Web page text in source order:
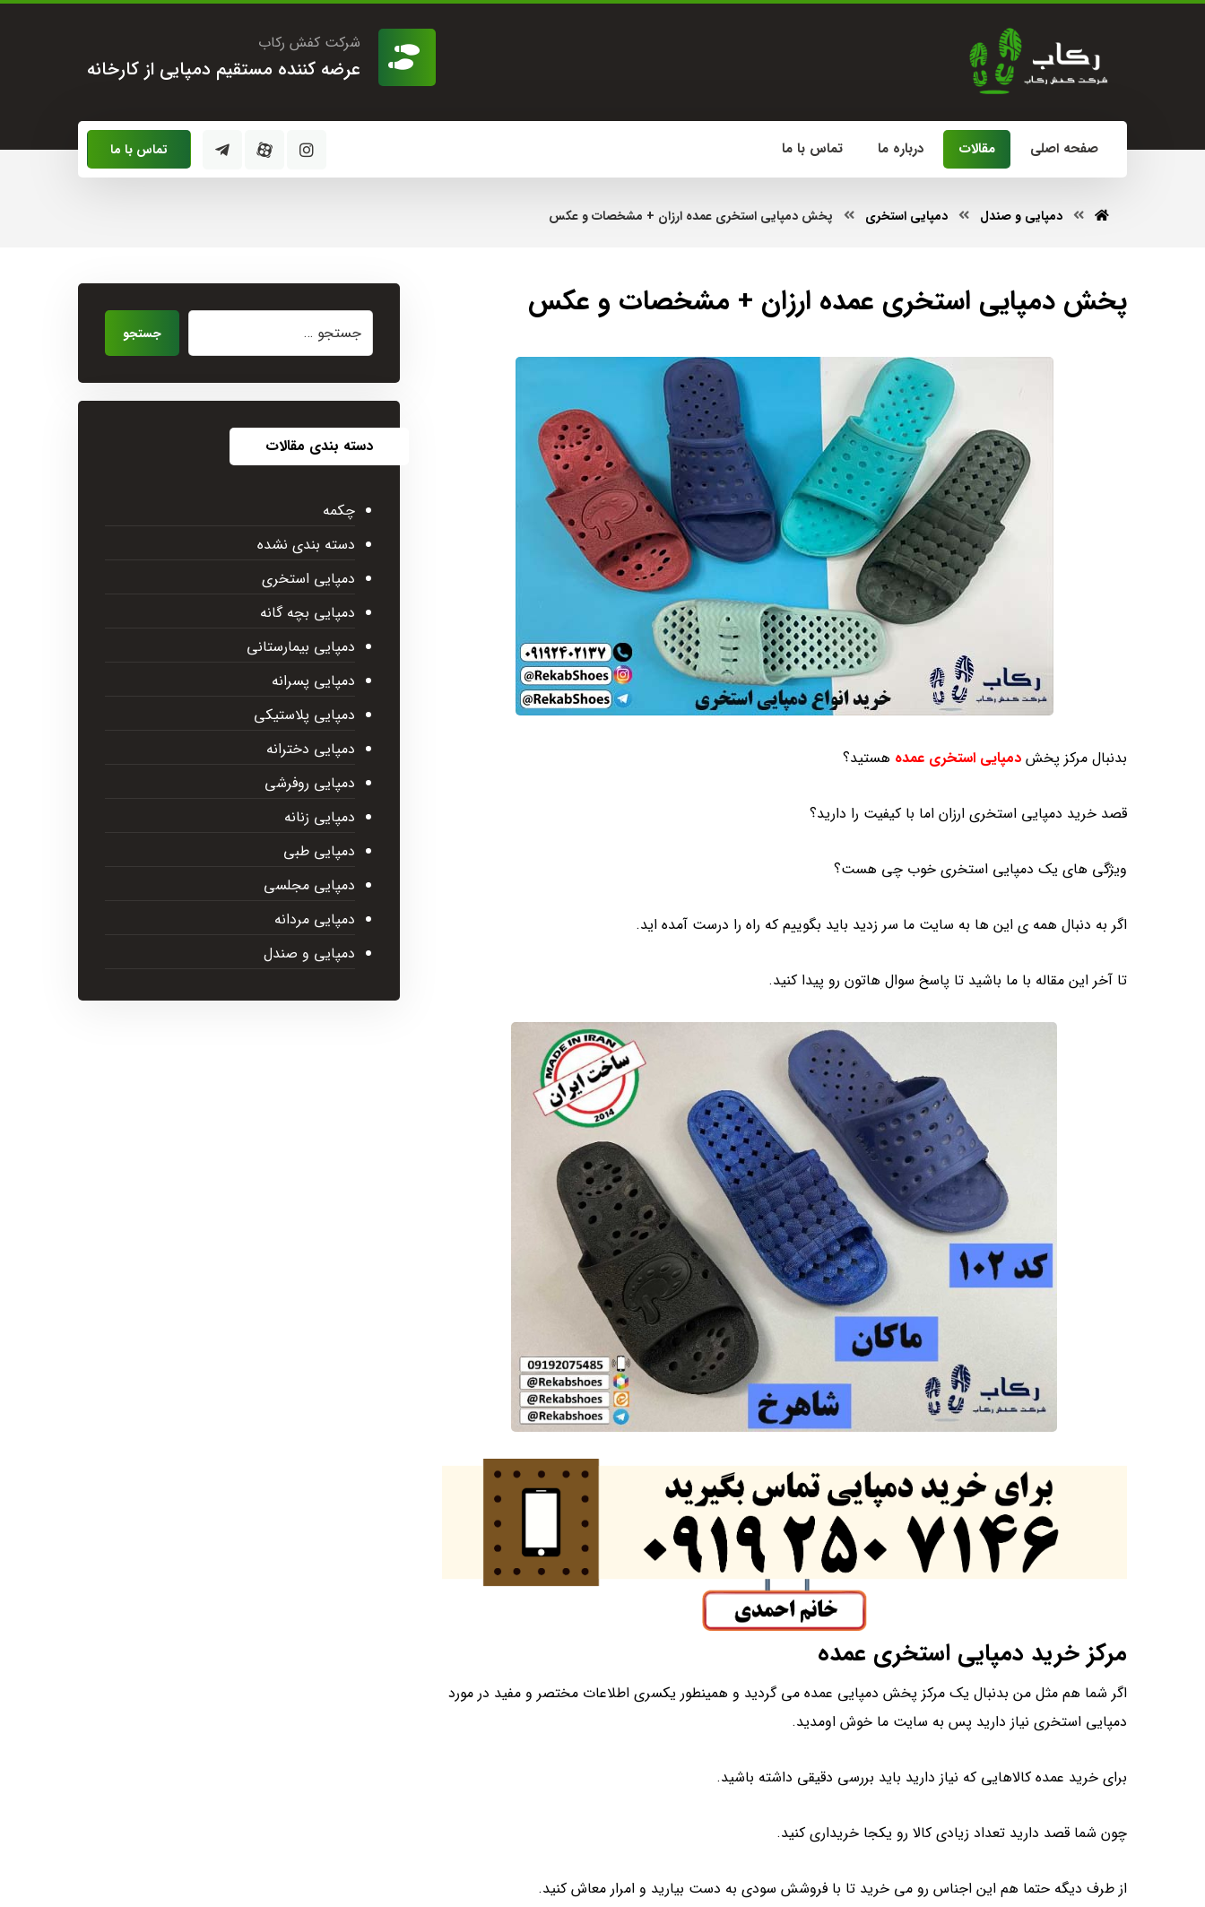
شرکت کفش رکاب
عرضه کننده مستقیم دمپایی از کارخانه
صفحه اصلی مقالات درباره ما تماس با ما تماس با ما
دمپایی و صندل دمپایی استخری پخش دمپایی استخری عمده ارزان + مشخصات و عکس
پخش دمپایی استخری عمده ارزان + مشخصات و عکس
بدنبال مرکز پخش دمپایی استخری عمده هستید؟
قصد خرید دمپایی استخری ارزان اما با کیفیت را دارید؟
ویژگی های یک دمپایی استخری خوب چی هست؟
اگر به دنبال همه ی این ها به سایت ما سر زدید باید بگوییم که راه را درست آمده اید.
تا آخر این مقاله با ما باشید تا پاسخ سوال هاتون رو پیدا کنید.
مرکز خرید دمپایی استخری عمده
اگر شما هم مثل من بدنبال یک مرکز پخش دمپایی عمده می گردید و همینطور یکسری اطلاعات مختصر و مفید در مورد
دمپایی استخری نیاز دارید پس به سایت ما خوش اومدید.
برای خرید عمده کالاهایی که نیاز دارید باید بررسی دقیقی داشته باشید.
چون شما قصد دارید تعداد زیادی کالا رو یکجا خریداری کنید.
از طرف دیگه حتما هم این اجناس رو می خرید تا با فروشش سودی به دست بیارید و امرار معاش کنید.
جستجو
دسته بندی مقالات
چکمه
دسته بندی نشده
دمپایی استخری
دمپایی بچه گانه
دمپایی بیمارستانی
دمپایی پسرانه
دمپایی پلاستیکی
دمپایی دخترانه
دمپایی روفرشی
دمپایی زنانه
دمپایی طبی
دمپایی مجلسی
دمپایی مردانه
دمپایی و صندل